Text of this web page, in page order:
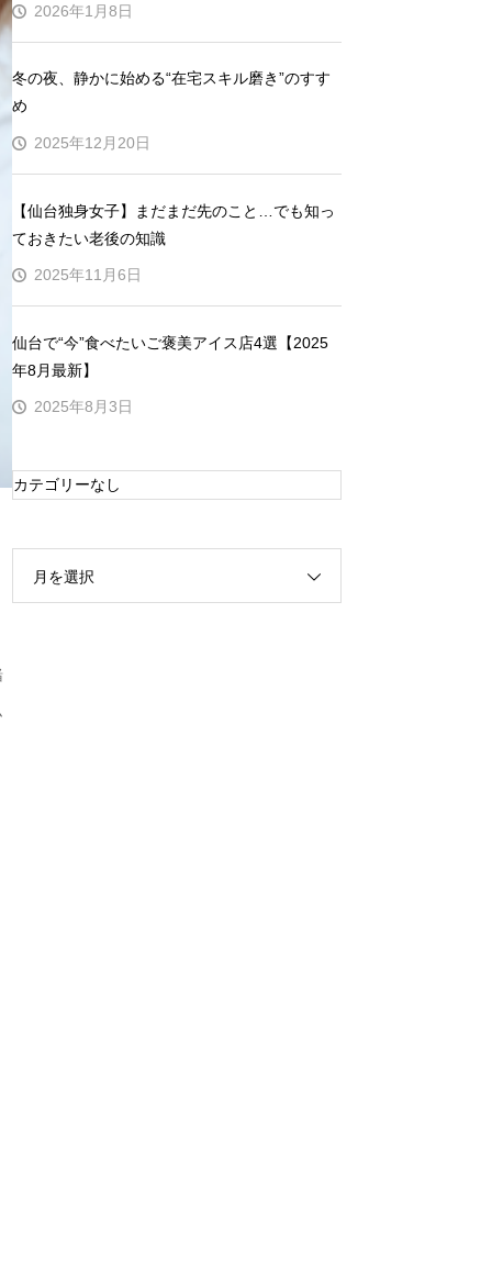
2026年1月8日
冬の夜、静かに始める“在宅スキル磨き”のすす
め
2025年12月20日
【仙台独身女子】まだまだ先のこと…でも知っ
ておきたい老後の知識
2025年11月6日
仙台で“今”食べたいご褒美アイス店4選【2025
年8月最新】
2025年8月3日
カテゴリーなし
月を選択